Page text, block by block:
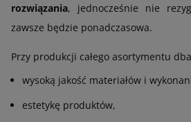
rozwiązania, jednocześnie nie
zawsze będzie ponadczasowa.
Przy produkcji całego asortymentu
wysoką jakość materiałów i
estetykę produktów,